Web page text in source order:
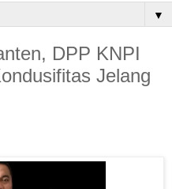
▼
DPP KNPI
Jelang